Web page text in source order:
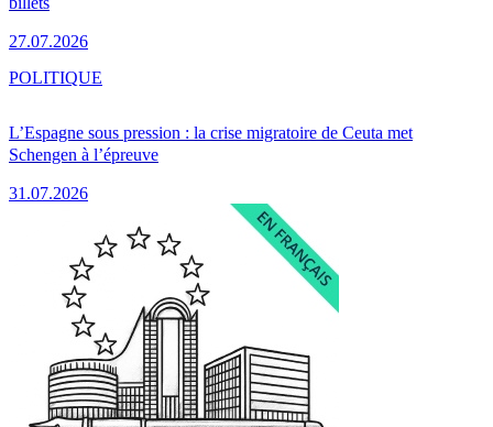
27.07.2026
L’Espagne sous pression : la crise migratoire de Ceuta met
Schengen à l’épreuve
31.07.2026
POLITIQUE